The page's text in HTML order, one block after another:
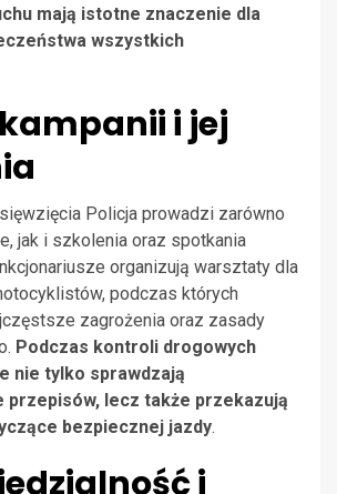
mają istotne znaczenie dla
wszystkich
i jej
Policja prowadzi zarówno
jak i szkolenia oraz spotkania
organizują warsztaty dla
podczas których
zagrożenia oraz zasady
Podczas kontroli drogowych
nie tylko sprawdzają
lecz także przekazują
bezpiecznej jazdy.
i